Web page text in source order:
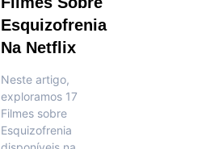
Esquizofrenia
Na Netflix
Neste artigo,
exploramos 17
Filmes sobre
Esquizofrenia